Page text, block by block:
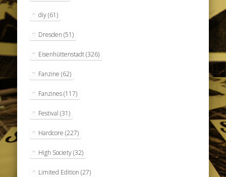
diy(61)
Dresden (51)
Eisenhüttenstadt(326)
Fanzine (62)
Fanzines(117)
Festival (31)
Hardcore (227)
High Society(32)
Limited Edition (27)